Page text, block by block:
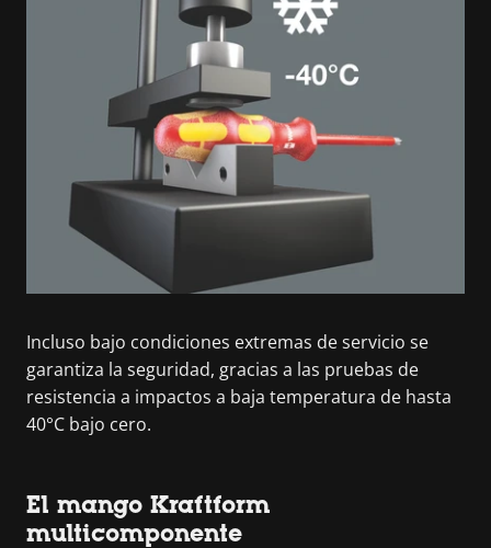
Incluso bajo condiciones extremas de servicio se
garantiza la seguridad, gracias a las pruebas de
resistencia a impactos a baja temperatura de hasta
40°C bajo cero.
El mango Kraftform
multicomponente